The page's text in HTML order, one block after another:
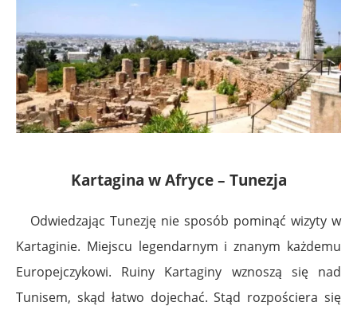
Kartagina w Afryce – Tunezja
Odwiedzając Tunezję nie sposób pominąć wizyty w
Kartaginie. Miejscu legendarnym i znanym każdemu
Europejczykowi. Ruiny Kartaginy wznoszą się nad
Tunisem, skąd łatwo dojechać. Stąd rozpościera się